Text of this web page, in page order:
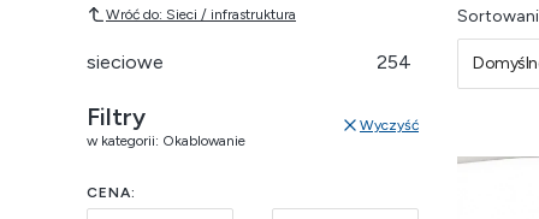
Wróć do: Sieci / infrastruktura
sieciowe 254
Filtry
w kategorii: Okablowanie
Wyczyść
CENA:
Lista